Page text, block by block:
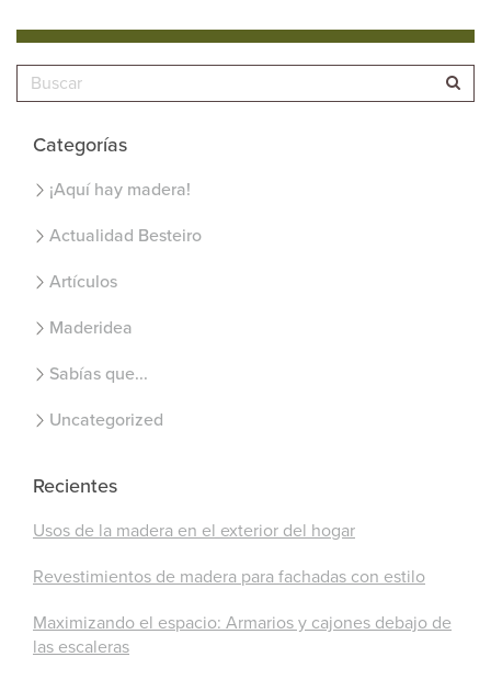
Categorías
¡Aquí hay madera!
Actualidad Besteiro
Artículos
Maderidea
Sabías que...
Uncategorized
Recientes
Usos de la madera en el exterior del hogar
Revestimientos de madera para fachadas con estilo
Maximizando el espacio: Armarios y cajones debajo de
las escaleras